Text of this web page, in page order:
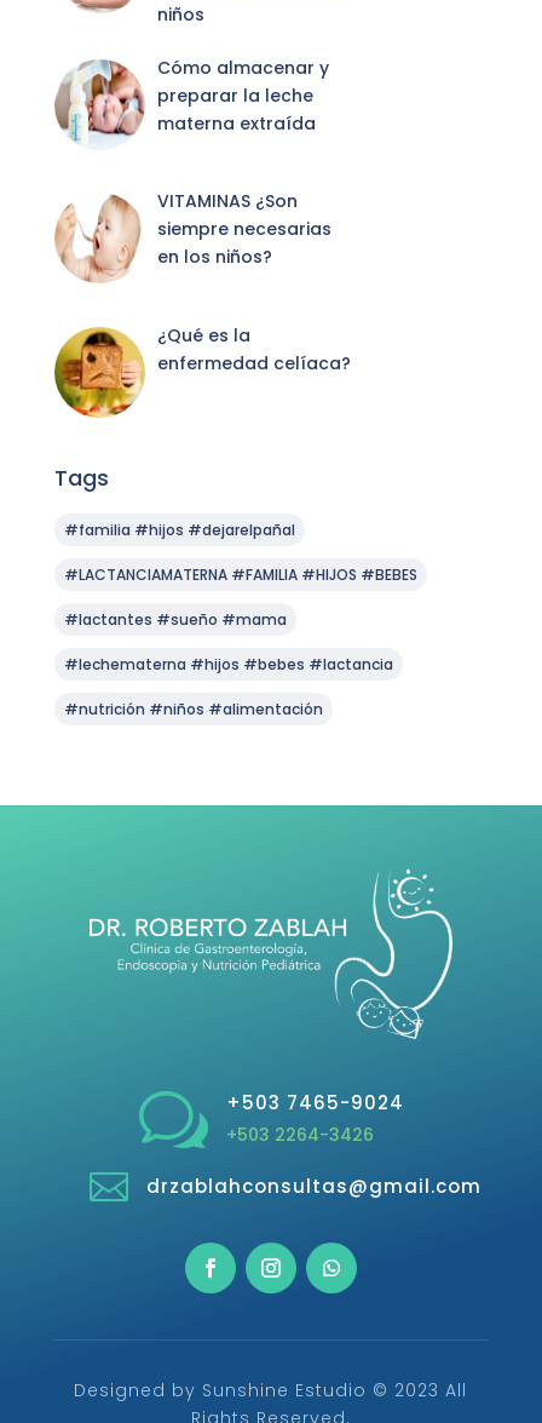
niños
Cómo almacenar y
preparar la leche
materna extraída
VITAMINAS ¿Son
siempre necesarias
en los niños?
¿Qué es la
enfermedad celíaca?
Tags
#familia #hijos #dejarelpañal
#LACTANCIAMATERNA #FAMILIA #HIJOS #BEBES
#lactantes #sueño #mama
#lechematerna #hijos #bebes #lactancia
#nutrición #niños #alimentación
w +503 7465-9024
+503 2264-3426
 drzablahconsultas@gmail.com
Designed by Sunshine Estudio © 2023 All
Rights Reserved.